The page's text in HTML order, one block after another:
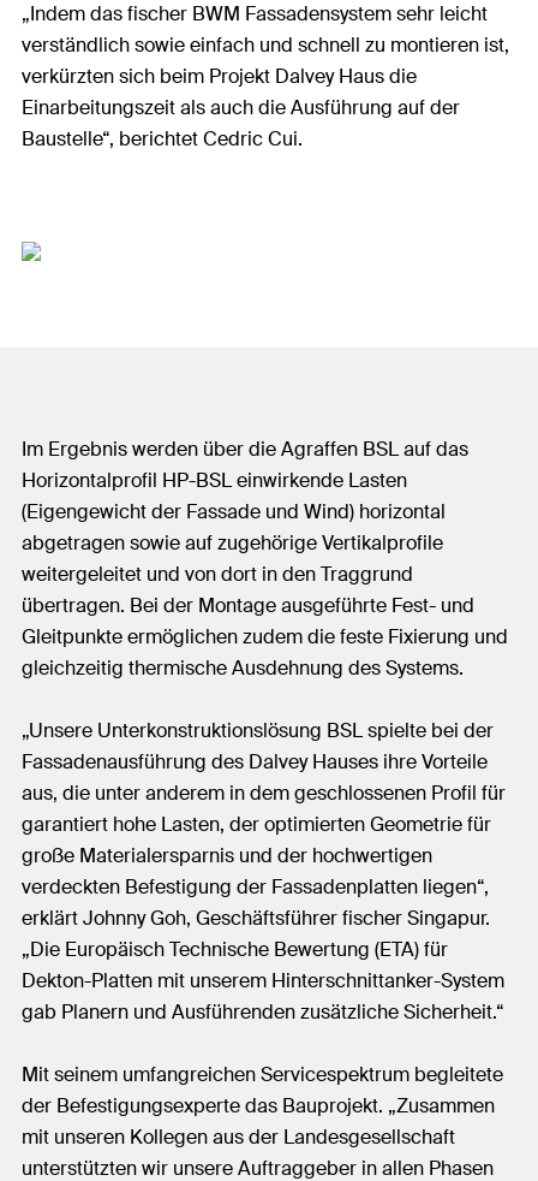
„Indem das fischer BWM Fassadensystem sehr leicht
verständlich sowie einfach und schnell zu montieren ist,
verkürzten sich beim Projekt Dalvey Haus die
Einarbeitungszeit als auch die Ausführung auf der
Baustelle“, berichtet Cedric Cui.
Im Ergebnis werden über die Agraffen BSL auf das
Horizontalprofil HP-BSL einwirkende Lasten
(Eigengewicht der Fassade und Wind) horizontal
abgetragen sowie auf zugehörige Vertikalprofile
weitergeleitet und von dort in den Traggrund
übertragen. Bei der Montage ausgeführte Fest- und
Gleitpunkte ermöglichen zudem die feste Fixierung und
gleichzeitig thermische Ausdehnung des Systems.
„Unsere Unterkonstruktionslösung BSL spielte bei der
Fassadenausführung des Dalvey Hauses ihre Vorteile
aus, die unter anderem in dem geschlossenen Profil für
garantiert hohe Lasten, der optimierten Geometrie für
große Materialersparnis und der hochwertigen
verdeckten Befestigung der Fassadenplatten liegen“,
erklärt Johnny Goh, Geschäftsführer fischer Singapur.
„Die Europäisch Technische Bewertung (ETA) für
Dekton-Platten mit unserem Hinterschnittanker-System
gab Planern und Ausführenden zusätzliche Sicherheit.“
Mit seinem umfangreichen Servicespektrum begleitete
der Befestigungsexperte das Bauprojekt. „Zusammen
mit unseren Kollegen aus der Landesgesellschaft
unterstützten wir unsere Auftraggeber in allen Phasen